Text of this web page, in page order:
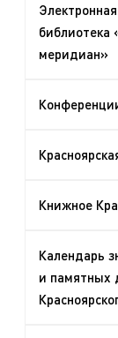
библиотека
меридиан»
Книжное
Календарь
и памятных